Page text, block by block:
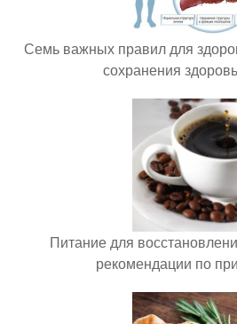
Семь важных правил для
сохранения
Питание для
рекомендации по